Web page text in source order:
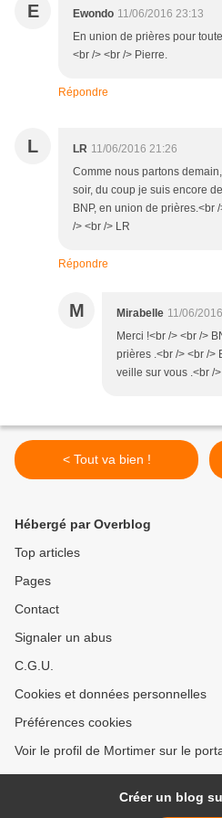
E Ewondo 11/06/2016 23:13
En union de prières pour
<br /> <br /> Pierre.
Répondre
L LR 11/06/2016 21:26
Comme nous partons
soir, du coup je suis encore
BNP, en union de prières.<br
/> <br /> LR
Répondre
M Mirabelle 11/06/
Merci !<br /> <br />
prières .<br /> <br />
veille sur vous .<br /
< Tout va bien !
Hébergé par Overblog
Top articles
Pages
Contact
Signaler un abus
C.G.U.
Cookies et données personnelles
Préférences cookies
Voir le profil de Mortimer sur le
Créer un blog